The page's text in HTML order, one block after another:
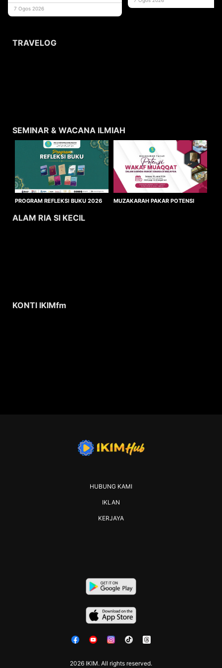
usaha
7 Ogos 2026
TRAVELOG
SEMINAR & WACANA ILMIAH
PROGRAM REFLEKSI BUKU 2026
MUZAKARAH PAKAR POTENSI
ALAM RIA SI KECIL
KONTI IKIMfm
2026 IKIM. All rights reserved.
HUBUNG KAMI
IKLAN
KERJAYA